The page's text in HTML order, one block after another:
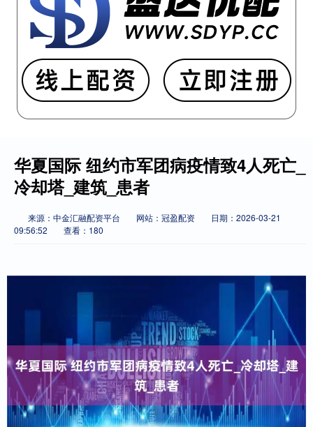
华夏国际 纽约市军团病疫情致4人死亡_
冷却塔_建筑_患者
来源：中金汇融配资平台 网站：冠盈配资
日期：2026-03-21
09:56:52
查看：180